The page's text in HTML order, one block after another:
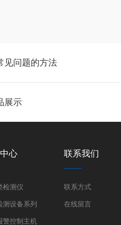
见问题的方法
展示
心
检测仪
测设备系列
警控制主机
联系我们
联系方式
在线留言